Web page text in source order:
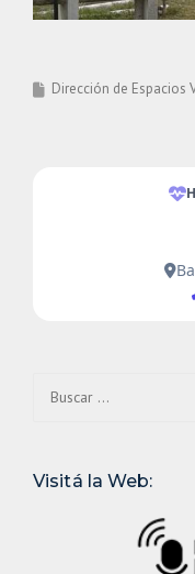
Dirección de Espacios
Visitá la Web: